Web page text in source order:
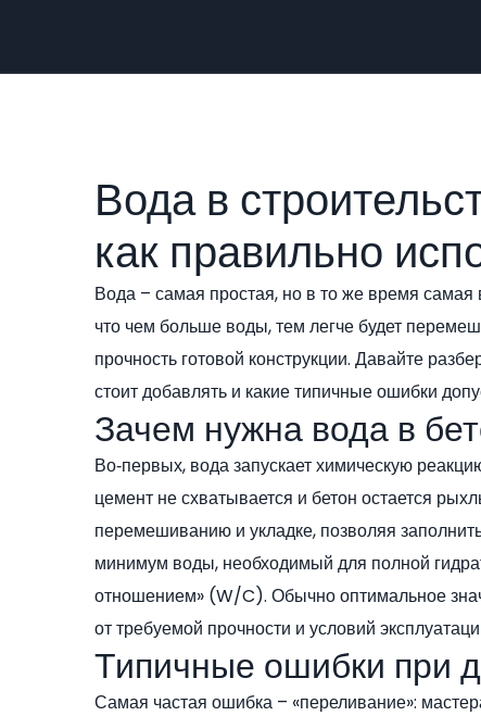
Вода в
как правильно
Вода – самая простая, но в то же время самая
что чем больше воды, тем легче будет
прочность готовой конструкции. Давайте
стоит добавлять и какие типичные ошибки
Зачем нужна вода в
Во‑первых, вода запускает химическую
цемент не схватывается и бетон остается
перемешиванию и укладке, позволяя
минимум воды, необходимый для полной
отношением» (W/C). Обычно оптимальное
от требуемой прочности и условий
Типичные ошибки при
Самая частая ошибка – «переливание»: